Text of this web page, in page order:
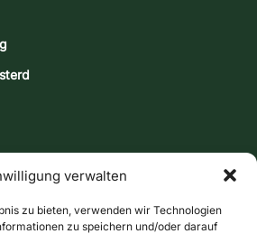
verwalten
zu bieten, verwenden wir Technologien
zu speichern und/oder darauf